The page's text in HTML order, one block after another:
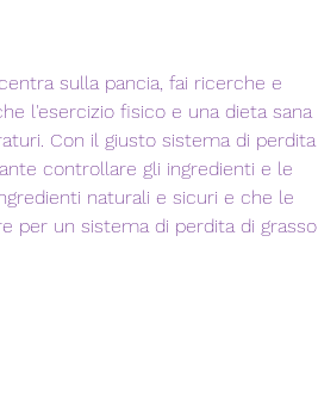
l'esercizio fisico e una dieta sana
Con il giusto sistema di perdita
controllare gli ingredienti e le
naturali e sicuri e che le
per un sistema di perdita di grasso